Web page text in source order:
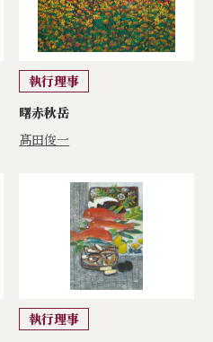
執行理事
曙赤秋岳
髙田俊一
執行理事